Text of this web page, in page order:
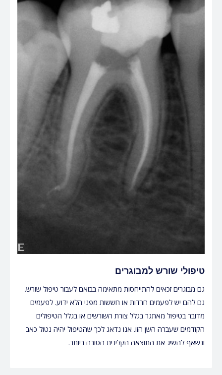
טיפולי שורש למבוגרים
גם מבוגרים זכאים להתייחסות מתאימה בבואם לעבור טיפול שורש.
גם להם יש לפעמים חרדות או חששות מפני הלא ידוע. לפעמים
מדובר בטיפול מאתגר בגלל צורת השורשים או בגלל הטיפולים
הקודמים שעברה השן הזו. אנו נדאג לכך שהטיפול יהיה נטול כאב
ונשאף להשיג את התוצאה הקלינית הטובה ביותר.